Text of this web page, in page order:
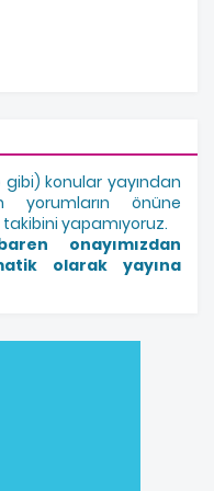
konular yayından
yorumların önüne
yapamıyoruz.
onayımızdan
olarak yayına